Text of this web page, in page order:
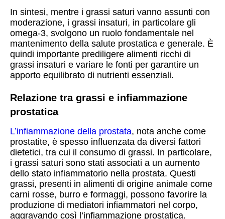
In sintesi, mentre i grassi saturi vanno assunti con
moderazione, i grassi insaturi, in particolare gli
omega-3, svolgono un ruolo fondamentale nel
mantenimento della salute prostatica e generale. È
quindi importante prediligere alimenti ricchi di
grassi insaturi e variare le fonti per garantire un
apporto equilibrato di nutrienti essenziali.
Relazione tra grassi e infiammazione
prostatica
L’infiammazione della prostata, nota anche come
prostatite, è spesso influenzata da diversi fattori
dietetici, tra cui il consumo di grassi. In particolare,
i grassi saturi sono stati associati a un aumento
dello stato infiammatorio nella prostata. Questi
grassi, presenti in alimenti di origine animale come
carni rosse, burro e formaggi, possono favorire la
produzione di mediatori infiammatori nel corpo,
aggravando così l’infiammazione prostatica.